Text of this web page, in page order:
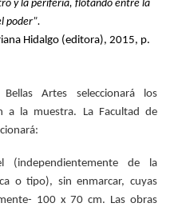
y la periferia, flotando entre la
poder”.
Hidalgo (editora), 2015, p.
Artes seleccionará los
a la muestra. La Facultad de
(independientemente de la
o tipo), sin enmarcar, cuyas
100 x 70 cm. Las obras